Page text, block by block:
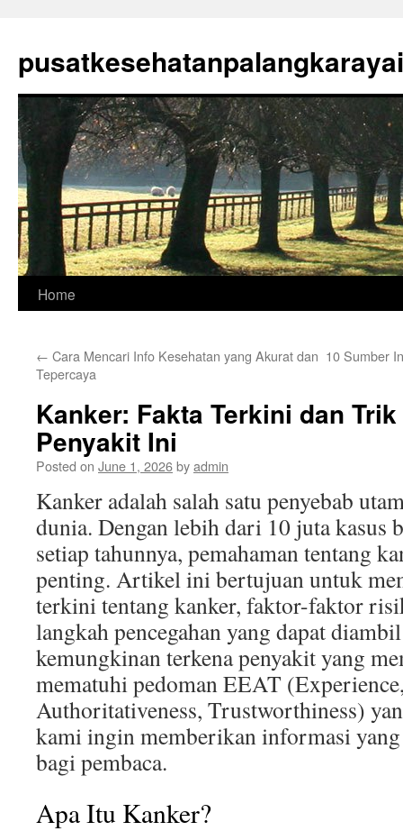
content
Home
← Cara Mencari Info Kesehatan yang Akurat dan
Tepercaya
10 Sumber
Kanker: Fakta Terkini dan
Penyakit Ini
Posted on June 1, 2026byadmin
Kanker adalah salah satu penyebab
dunia. Dengan lebih dari 10 juta kasus
setiap tahunnya, pemahaman tentang
penting. Artikel ini bertujuan untuk
terkini tentang kanker, faktor-faktor
langkah pencegahan yang dapat
kemungkinan terkena penyakit yang
mematuhi pedoman EEAT
Authoritativeness, Trustworthiness)
kami ingin memberikan informasi
bagi pembaca.
Apa Itu Kanker?